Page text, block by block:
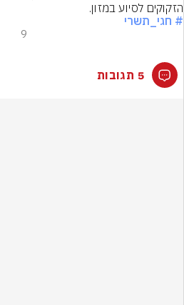
הזקוקים לסיוע במזון.
# חגי_תשרי
9
5 תגובות